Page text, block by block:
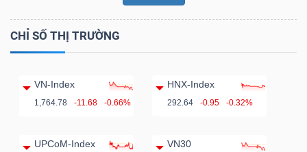
CHỈ SỐ THỊ TRƯỜNG
VN-Index
1,764.78 -11.68 -0.66%
HNX-Index
292.64 -0.95 -0.32%
UPCoM-Index VN30
thông